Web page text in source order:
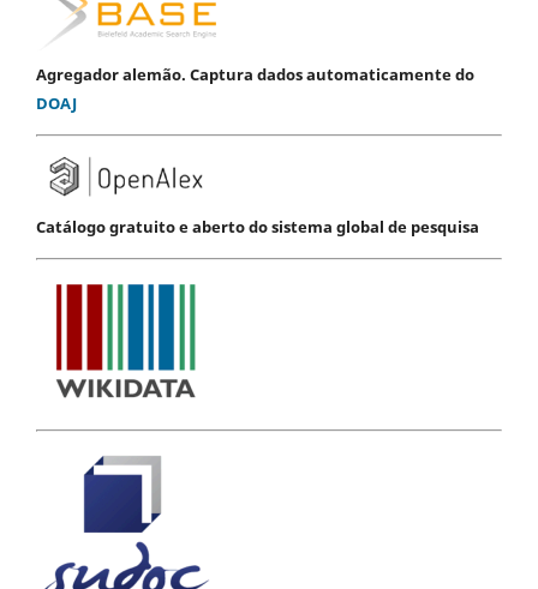
Agregador alemão. Captura dados automaticamente do
DOAJ
Catálogo gratuito e aberto do sistema global de pesquisa